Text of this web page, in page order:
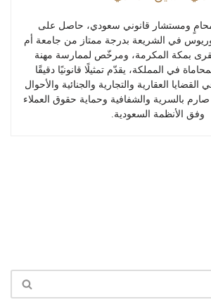
ومستشار قانوني سعودي، حاصل على
في الشريعة بدرجة ممتاز من جامعة أم
بمكة المكرمة، ومرخّص لممارسة مهنة
في المملكة، يقدّم تمثيلًا قانونيًا دقيقًا
العقارية والتجارية والجنائية والأحوال
بالسرية والشفافية وحماية حقوق العملاء
وفق الأنظمة السعودية.